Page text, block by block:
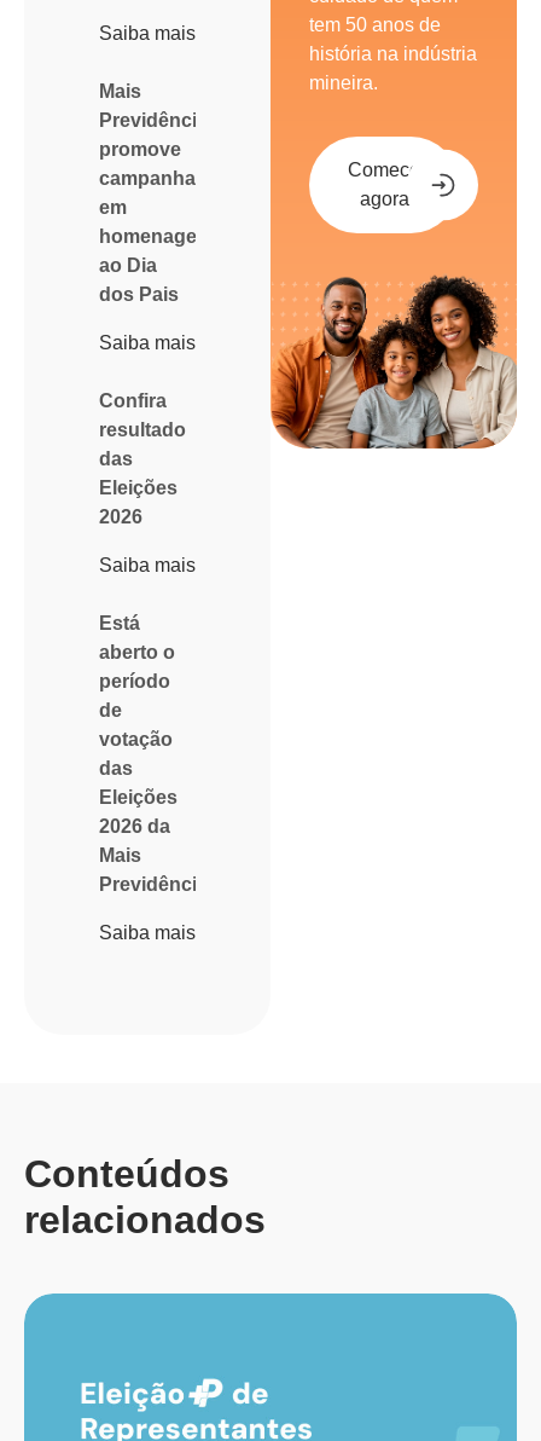
Saiba mais
Mais
Previdência
promove
campanha
em
homenagem
ao Dia
dos Pais
Saiba mais
Confira
resultado
das
Eleições
2026
Saiba mais
Está
aberto o
período
de
votação
das
Eleições
2026 da
Mais
Previdência
Saiba mais
tem 50 anos de
história na indústria
mineira.
Comece
agora
Conteúdos
relacionados